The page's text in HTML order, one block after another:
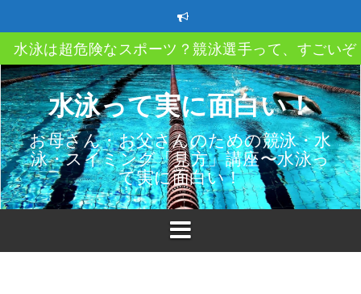
ツ
へ
ス
キ
ッ
プ
水泳は超危険なスポーツ？競泳選手って、すごいぞ
クロール、平泳ぎ、バタフライ、背泳ぎ、自分のス
イルってどうやって決める？
ストレートアーム？ハイエルボー？ってなあに？
速く泳ぐにはどうしたら良い？教えて〇〇〇
スイミングクラブ移籍時の3つのポイント
子供も親も必ず知っておきたい水泳（プール）での
故
水泳って実に面白い！
お母さん・お父さんのための競泳・水
泳・スイミング「見方」講座〜水泳っ
て実に面白い！